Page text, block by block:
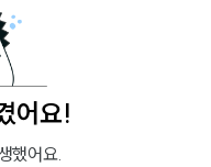
어요!
했어요.